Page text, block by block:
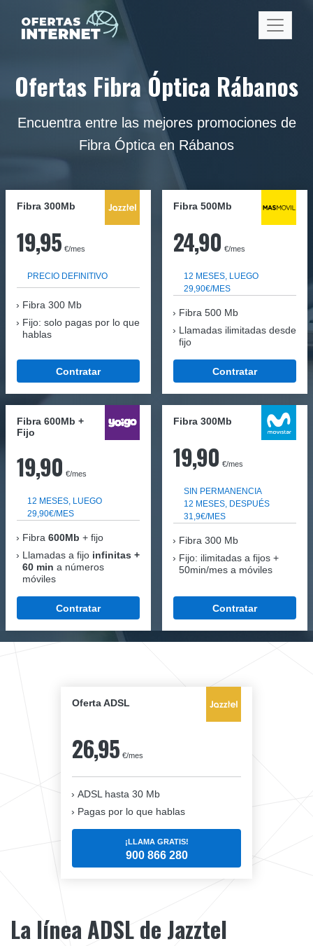
Ofertas Fibra Óptica Rábanos
Encuentra entre las mejores promociones de
Fibra Óptica en Rábanos
Fibra 300Mb
19,95 €/mes
PRECIO DEFINITIVO
Fibra 300 Mb
Fijo: solo pagas por lo que
hablas
Contratar
Fibra 500Mb
24,90 €/mes
12 MESES, LUEGO
29,90€/MES
Fibra 500 Mb
Llamadas ilimitadas desde
fijo
Contratar
Fibra 600Mb +
Fijo
19,90 €/mes
12 MESES, LUEGO
29,90€/MES
Fibra 600Mb + fijo
Llamadas a fijo infinitas +
60 min a números
móviles
Contratar
Fibra 300Mb
19,90 €/mes
SIN PERMANENCIA
12 MESES, DESPUÉS
31,9€/MES
Fibra 300 Mb
Fijo: ilimitadas a fijos +
50min/mes a móviles
Contratar
Oferta ADSL
26,95 €/mes
ADSL hasta 30 Mb
Pagas por lo que hablas
¡LLAMA GRATIS!
900 866 280
La línea ADSL de Jazztel